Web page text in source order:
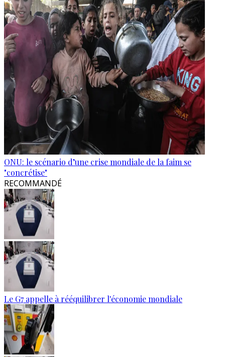
ONU: le scénario d’une crise mondiale de la faim se
"concrétise"
RECOMMANDÉ
Le G7 appelle à rééquilibrer l'économie mondiale